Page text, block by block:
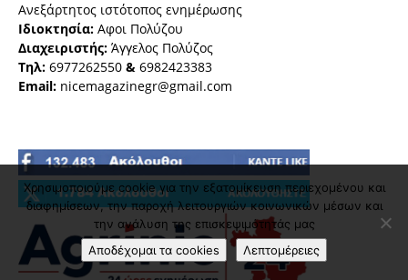
Ανεξάρτητος ιστότοπος ενημέρωσης
Ιδιοκτησία: Αφοι Πολύζου
Διαχειριστής: Άγγελος Πολύζος
Τηλ: 6977262550 & 6982423383
Email: nicemagazinegr@gmail.com
Χρησιμοποιούμε cookie για την εξατομίκευση περιεχομένου και
διαφημίσεων, την παροχή λειτουργιών κοινωνικών μέσων και
την ανάλυση της επισκεψιμότητάς μας
Αποδέχομαι τα cookies
Λεπτομέρειες